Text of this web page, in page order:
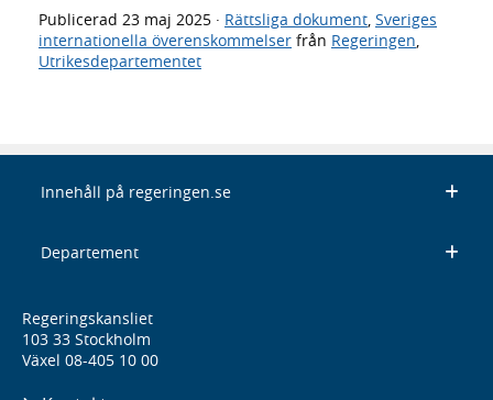
Publicerad 23 maj 2025 · Rättsliga dokument, Sveriges
internationella överenskommelser från Regeringen,
Utrikesdepartementet
Innehåll på regeringen.se
Departement
Regeringskansliet
103 33 Stockholm
Växel 08-405 10 00